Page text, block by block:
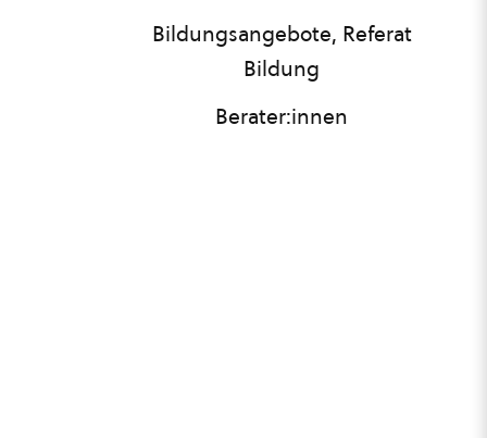
Bildungsangebote, Referat
Bildung
Berater:innen